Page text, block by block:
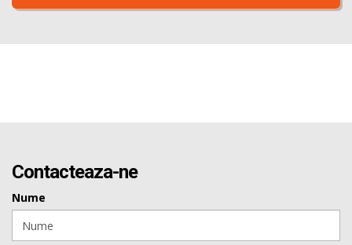
Contacteaza-ne
Nume